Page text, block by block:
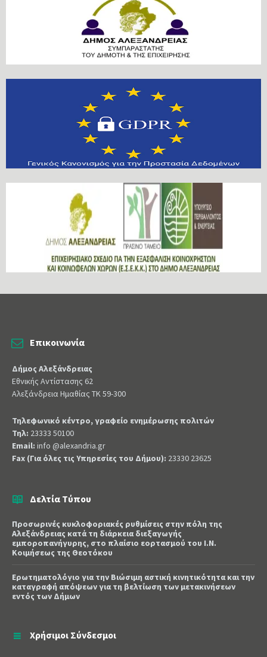
Επικοινωνία
Δήμος Αλεξάνδρειας
Εθνικής Αντίστασης 62
Αλεξάνδρεια Ημαθίας ΤΚ 59-300
Τηλεφωνικό κέντρο, γραφείο ενημέρωσης πολιτών
Τηλ: 23333 50100
Email: info @alexandria.gr
Fax (Για όλες τις Υπηρεσίες του Δήμου): 23330 23625
Δελτία Τύπου
Προσωρινές κυκλοφοριακές ρυθμίσεις στην πόλη της
Αλεξάνδρειας κατά τη διάρκεια διεξαγωγής
εμποροπανήγυρης, στο πλαίσιο εορτασμού του Ι.Ν.
Κοιμήσεως της Θεοτόκου
Ερωτηματολόγιο για την Βιώσιμη αστική κινητικότητα και την
καταγραφή απόψεων για τη βελτίωση των μετακινήσεων
εντός των Δήμων
Χρήσιμοι Σύνδεσμοι